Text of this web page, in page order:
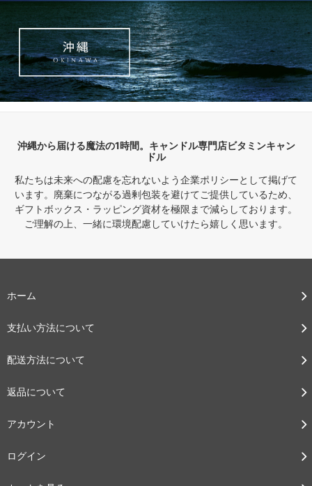
沖縄から届ける魔法の1時間。キャンドル専門店ビタミンキャン
ドル
私たちは未来への配慮を忘れないよう企業ポリシーとして掲げて
います。廃棄につながる過剰包装を避けてご提供しているため、
ギフトボックス・ラッピング資材を極限まで減らしております。
ご理解の上、一緒に環境配慮していけたら嬉しく思います。
ホーム
支払い方法について
配送方法について
返品について
アカウント
ログイン